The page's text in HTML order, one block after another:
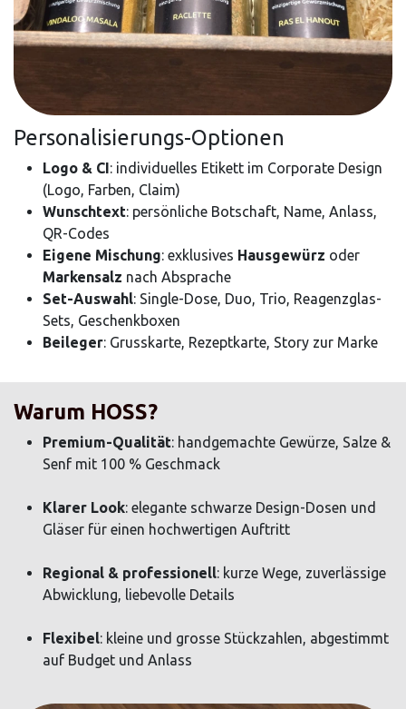
Personalisierungs-Optionen
Logo & CI: individuelles Etikett im Corporate Design
(Logo, Farben, Claim)
Wunschtext: persönliche Botschaft, Name, Anlass,
QR-Codes
Eigene Mischung: exklusives Hausgewürz oder
Markensalz nach Absprache
Set-Auswahl: Single-Dose, Duo, Trio, Reagenzglas-
Sets, Geschenkboxen
Beileger: Grusskarte, Rezeptkarte, Story zur Marke
Warum HOSS?
Premium-Qualität: handgemachte Gewürze, Salze &
Senf mit 100 % Geschmack
Klarer Look: elegante schwarze Design-Dosen und
Gläser für einen hochwertigen Auftritt
Regional & professionell: kurze Wege, zuverlässige
Abwicklung, liebevolle Details
Flexibel: kleine und grosse Stückzahlen, abgestimmt
auf Budget und Anlass